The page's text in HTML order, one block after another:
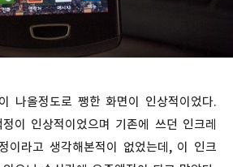
나올정도로 쨍한 화면이 인상적이었다.
이 인상적이었으며 기존에 쓰던 인크레
이라고 생각해본적이 없었는데, 이 인크